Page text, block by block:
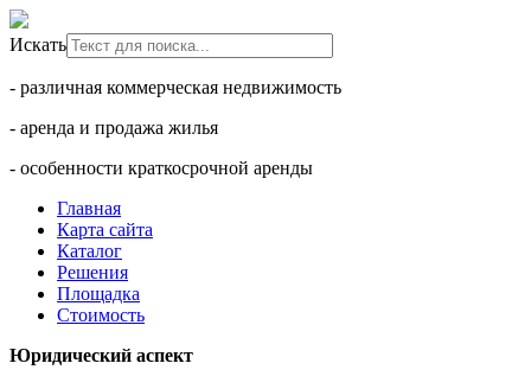
Искать
- различная коммерческая недвижимость
- аренда и продажа жилья
- особенности краткосрочной аренды
Главная
Карта сайта
Каталог
Решения
Площадка
Стоимость
Юридический аспект